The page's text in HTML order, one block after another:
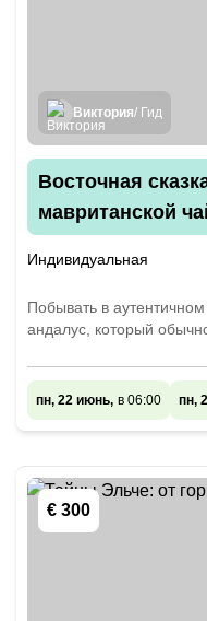
Виктория/ Гид
Восточная
мавританской
Индивидуальная
Побывать в
андалус, который
пн, 22 июнь, в 06:00 пн,
€ 300